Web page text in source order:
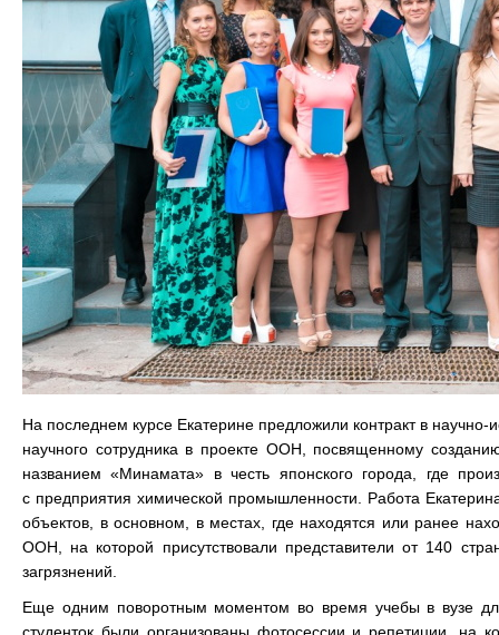
На последнем курсе Екатерине предложили контракт в
научного сотрудника в проекте ООН, посвященному
названием «Минамата» в честь японского города, где
с предприятия химической промышленности. Работа
объектов, в основном, в местах, где находятся или ранее
ООН, на которой присутствовали представители от 140
загрязнений.
Еще одним поворотным моментом во время учебы в вузе